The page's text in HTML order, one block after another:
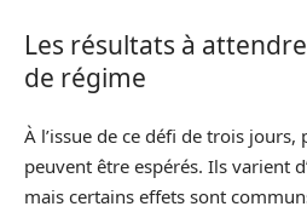
Les résultats à
de régime
À l’issue de ce défi de trois
peuvent être espérés. Ils varient
mais certains effets sont